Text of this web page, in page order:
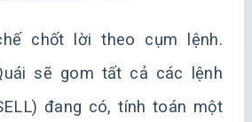
chốt lời theo cụm lệnh.
sẽ gom tất cả các lệnh
đang có, tính toán một